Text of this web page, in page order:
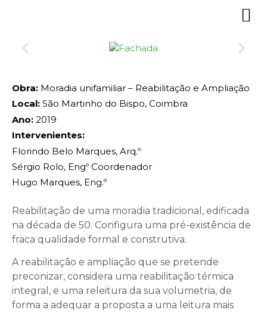
Obra: Moradia unifamiliar – Reabilitação e Ampliação
Local: São Martinho do Bispo, Coimbra
Ano: 2019
Intervenientes:
Florindo Belo Marques, Arq.º
Sérgio Rolo, Engº Coordenador
Hugo Marques, Eng.º
Reabilitação de uma moradia tradicional, edificada
na década de 50. Configura uma pré-existência de
fraca qualidade formal e construtiva.
A reabilitação e ampliação que se pretende
preconizar, considera uma reabilitação térmica
integral, e uma releitura da sua volumetria, de
forma a adequar a proposta a uma leitura mais